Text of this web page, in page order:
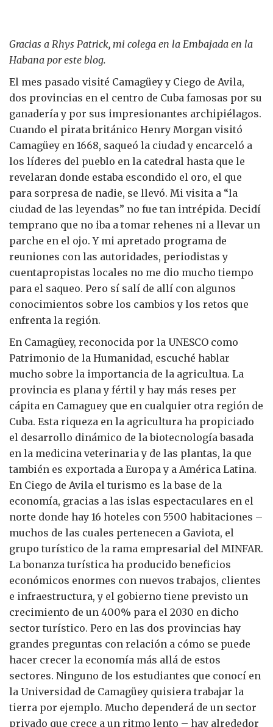
Gracias a Rhys Patrick, mi colega en la Embajada en la
Habana por este blog.
El mes pasado visité Camagüey y Ciego de Avila,
dos provincias en el centro de Cuba famosas por su
ganadería y por sus impresionantes archipiélagos.
Cuando el pirata británico Henry Morgan visitó
Camagüey en 1668, saqueó la ciudad y encarceló a
los líderes del pueblo en la catedral hasta que le
revelaran donde estaba escondido el oro, el que
para sorpresa de nadie, se llevó. Mi visita a “la
ciudad de las leyendas” no fue tan intrépida. Decidí
temprano que no iba a tomar rehenes ni a llevar un
parche en el ojo. Y mi apretado programa de
reuniones con las autoridades, periodistas y
cuentapropistas locales no me dio mucho tiempo
para el saqueo. Pero sí salí de allí con algunos
conocimientos sobre los cambios y los retos que
enfrenta la región.
En Camagüey, reconocida por la UNESCO como
Patrimonio de la Humanidad, escuché hablar
mucho sobre la importancia de la agricultua. La
provincia es plana y fértil y hay más reses per
cápita en Camaguey que en cualquier otra región de
Cuba. Esta riqueza en la agricultura ha propiciado
el desarrollo dinámico de la biotecnología basada
en la medicina veterinaria y de las plantas, la que
también es exportada a Europa y a América Latina.
En Ciego de Avila el turismo es la base de la
economía, gracias a las islas espectaculares en el
norte donde hay 16 hoteles con 5500 habitaciones –
muchos de las cuales pertenecen a Gaviota, el
grupo turístico de la rama empresarial del MINFAR.
La bonanza turística ha producido beneficios
económicos enormes con nuevos trabajos, clientes
e infraestructura, y el gobierno tiene previsto un
crecimiento de un 400% para el 2030 en dicho
sector turístico. Pero en las dos provincias hay
grandes preguntas con relación a cómo se puede
hacer crecer la economía más allá de estos
sectores. Ninguno de los estudiantes que conocí en
la Universidad de Camagüey quisiera trabajar la
tierra por ejemplo. Mucho dependerá de un sector
privado que crece a un ritmo lento – hay alrededor